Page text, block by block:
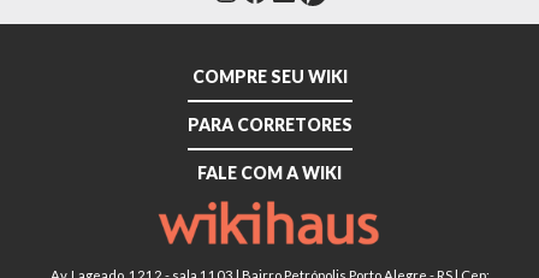
COMPRE SEU WIKI
PARA CORRETORES
FALE COM A WIKI